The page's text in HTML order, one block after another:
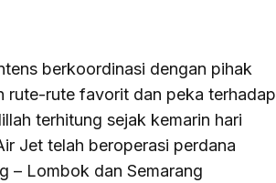
berkoordinasi dengan pihak
rute-rute favorit dan peka terhadap
terhitung sejak kemarin hari
Jet telah beroperasi perdana
– Lombok dan Semarang